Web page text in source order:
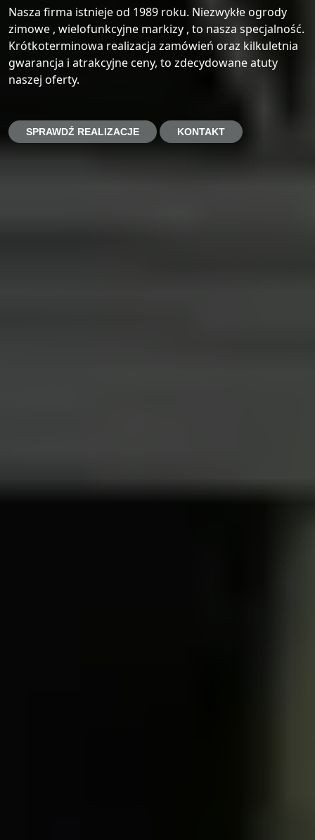
Nasza firma istnieje od 1989 roku. Niezwykłe ogrody
zimowe , wielofunkcyjne markizy , to nasza specjalność.
Krótkoterminowa realizacja zamówień oraz kilkuletnia
gwarancja i atrakcyjne ceny, to zdecydowane atuty
naszej oferty.
SPRAWDŹ REALIZACJE KONTAKT